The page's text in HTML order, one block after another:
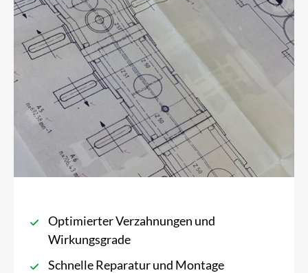
Optimierter Verzahnungen und
Wirkungsgrade
Schnelle Reparatur und Montage